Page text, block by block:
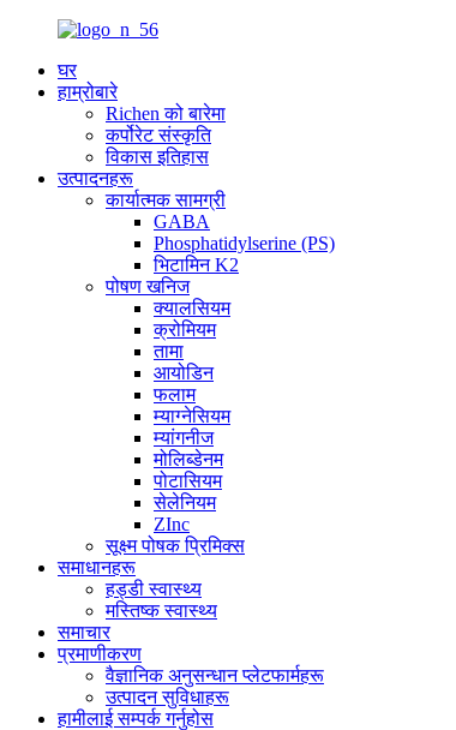
घर
हाम्रोबारे
Richen को बारेमा
कर्पोरेट संस्कृति
विकास इतिहास
उत्पादनहरू
कार्यात्मक सामग्री
GABA
Phosphatidylserine (PS)
भिटामिन K2
पोषण खनिज
क्यालसियम
क्रोमियम
तामा
आयोडिन
फलाम
म्याग्नेसियम
म्यांगनीज
मोलिब्डेनम
पोटासियम
सेलेनियम
ZInc
सूक्ष्म पोषक प्रिमिक्स
समाधानहरू
हड्डी स्वास्थ्य
मस्तिष्क स्वास्थ्य
समाचार
प्रमाणीकरण
वैज्ञानिक अनुसन्धान प्लेटफार्महरू
उत्पादन सुविधाहरू
हामीलाई सम्पर्क गर्नुहोस